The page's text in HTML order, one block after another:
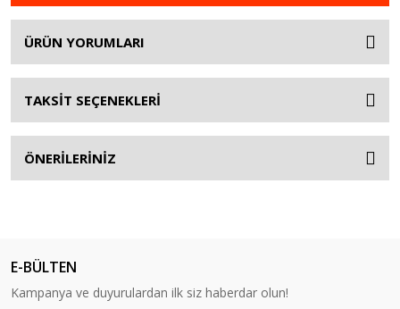
ÜRÜN YORUMLARI
TAKSİT SEÇENEKLERİ
ÖNERİLERİNİZ
E-BÜLTEN
Kampanya ve duyurulardan ilk siz haberdar olun!